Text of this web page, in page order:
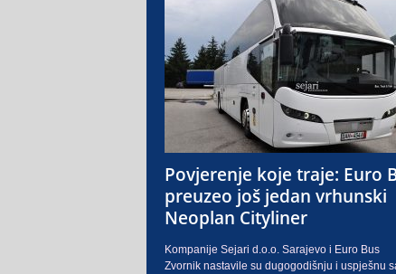
Povjerenje koje traje: Euro
preuzeo još jedan vrhunski
Neoplan Cityliner
Kompanije Sejari d.o.o. Sarajevo i Euro Bus
Zvornik nastavile su dugogodišnju i uspješnu